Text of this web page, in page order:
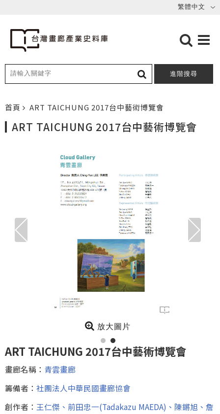
進階搜尋
首頁 ART TAICHUNG 2017台中藝術博覽會
ART TAICHUNG 2017台中藝術博覽會
放大圖片
ART TAICHUNG 2017台中藝術博覽會
畫廊名稱： 青雲畫廊
籌備者： 社團法人中華民國畫廊協會
創作者： 王仁傑、前田忠一(Tadakazu MAEDA)、陳鏘旭、詹